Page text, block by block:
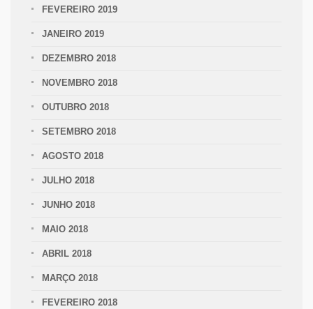
FEVEREIRO 2019
JANEIRO 2019
DEZEMBRO 2018
NOVEMBRO 2018
OUTUBRO 2018
SETEMBRO 2018
AGOSTO 2018
JULHO 2018
JUNHO 2018
MAIO 2018
ABRIL 2018
MARÇO 2018
FEVEREIRO 2018